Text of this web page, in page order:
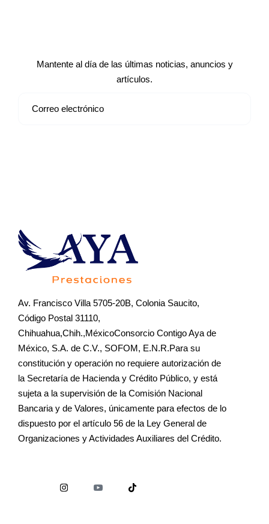
Mantente al día de las últimas noticias, anuncios y
artículos.
Av. Francisco Villa 5705-20B, Colonia Saucito,
Código Postal 31110,
Chihuahua,Chih.,MéxicoConsorcio Contigo Aya de
México, S.A. de C.V., SOFOM, E.N.R.Para su
constitución y operación no requiere autorización de
la Secretaría de Hacienda y Crédito Público, y está
sujeta a la supervisión de la Comisión Nacional
Bancaria y de Valores, únicamente para efectos de lo
dispuesto por el artículo 56 de la Ley General de
Organizaciones y Actividades Auxiliares del Crédito.